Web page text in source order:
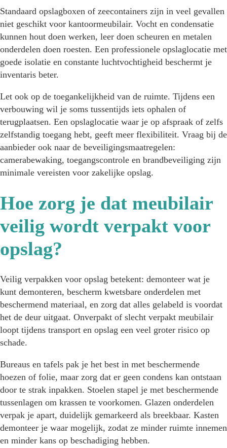
Standaard opslagboxen of zeecontainers zijn in veel gevallen
niet geschikt voor kantoormeubilair. Vocht en condensatie
kunnen hout doen werken, leer doen scheuren en metalen
onderdelen doen roesten. Een professionele opslaglocatie met
goede isolatie en constante luchtvochtigheid beschermt je
inventaris beter.
Let ook op de toegankelijkheid van de ruimte. Tijdens een
verbouwing wil je soms tussentijds iets ophalen of
terugplaatsen. Een opslaglocatie waar je op afspraak of zelfs
zelfstandig toegang hebt, geeft meer flexibiliteit. Vraag bij de
aanbieder ook naar de beveiligingsmaatregelen:
camerabewaking, toegangscontrole en brandbeveiliging zijn
minimale vereisten voor zakelijke opslag.
Hoe zorg je dat meubilair
veilig wordt verpakt voor
opslag?
Veilig verpakken voor opslag betekent: demonteer wat je
kunt demonteren, bescherm kwetsbare onderdelen met
beschermend materiaal, en zorg dat alles gelabeld is voordat
het de deur uitgaat. Onverpakt of slecht verpakt meubilair
loopt tijdens transport en opslag een veel groter risico op
schade.
Bureaus en tafels pak je het best in met beschermende
hoezen of folie, maar zorg dat er geen condens kan ontstaan
door te strak inpakken. Stoelen stapel je met beschermende
tussenlagen om krassen te voorkomen. Glazen onderdelen
verpak je apart, duidelijk gemarkeerd als breekbaar. Kasten
demonteer je waar mogelijk, zodat ze minder ruimte innemen
en minder kans op beschadiging hebben.